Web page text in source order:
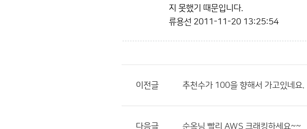
지 못했기 때문입니다.
류용선 2011-11-20 13:25:54
이전글 추천수가 100을 향해서 가고있네요.
다음글 순옥님 빨리 AWS 크래킹하세요~~